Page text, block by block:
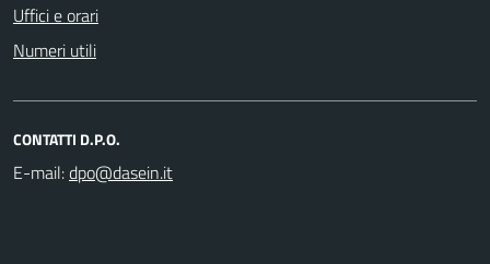
Uffici e orari
Numeri utili
CONTATTI D.P.O.
E-mail: